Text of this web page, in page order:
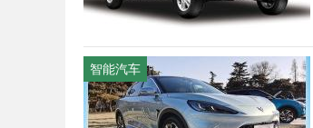
智能汽车